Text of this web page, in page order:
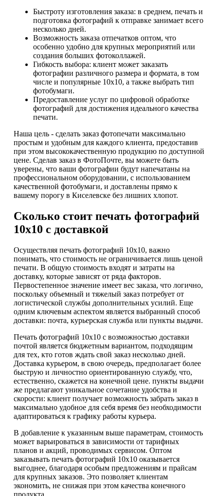
Быстроту изготовления заказа: в среднем, печать и
подготовка фотографий к отправке занимает всего
несколько дней.
Возможность заказа отпечатков оптом, что
особенно удобно для крупных мероприятий или
создания больших фотоколлажей.
Гибкость выбора: клиент может заказать
фотографии различного размера и формата, в том
числе и популярные 10x10, а также выбрать тип
фотобумаги.
Предоставление услуг по цифровой обработке
фотографий для достижения идеального качества
печати.
Наша цель - сделать заказ фотопечати максимально
простым и удобным для каждого клиента, предоставив
при этом высококачественную продукцию по доступной
цене. Сделав заказ в ФотоПочте, вы можете быть
уверены, что ваши фотографии будут напечатаны на
профессиональном оборудовании, с использованием
качественной фотобумаги, и доставлены прямо к
вашему порогу в Киселевске без лишних хлопот.
Сколько стоит печать фотографий
10х10 с доставкой
Осуществляя печать фотографий 10х10, важно
понимать, что стоимость не ограничивается лишь ценой
печати. В общую стоимость входят и затраты на
доставку, которые зависят от ряда факторов.
Первостепенное значение имеет вес заказа, что логично,
поскольку объемный и тяжелый заказ потребует от
логистической службы дополнительных усилий. Еще
одним ключевым аспектом является выбранный способ
доставки: почта, курьерская служба или пункты выдачи.
Печать фотографий 10х10 с возможностью доставки
почтой является бюджетным вариантом, подходящим
для тех, кто готов ждать свой заказ несколько дней.
Доставка курьером, в свою очередь, предполагает более
быструю и личностно ориентированную службу, что,
естественно, скажется на конечной цене. пункты выдачи
же предлагают уникальное сочетание удобства и
скорости: клиент получает возможность забрать заказ в
максимально удобное для себя время без необходимости
адаптироваться к графику работы курьера.
В добавление к указанным выше параметрам, стоимость
может варьироваться в зависимости от тарифных
планов и акций, проводимых сервисом. Оптом
заказывать печать фотографий 10х10 оказывается
выгоднее, благодаря особым предложениям и прайсам
для крупных заказов. Это позволяет клиентам
экономить, не снижая при этом качества конечного
продукта.